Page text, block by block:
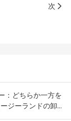
次
：どちらか一方を
ジーランドの卸